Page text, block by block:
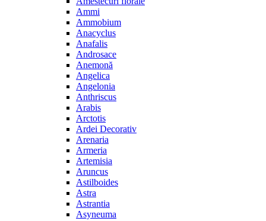
Ammi
Ammobium
Anacyclus
Anafalis
Androsace
Anemonă
Angelica
Angelonia
Anthriscus
Arabis
Arctotis
Ardei Decorativ
Arenaria
Armeria
Artemisia
Aruncus
Astilboides
Astra
Astrantia
Asyneuma